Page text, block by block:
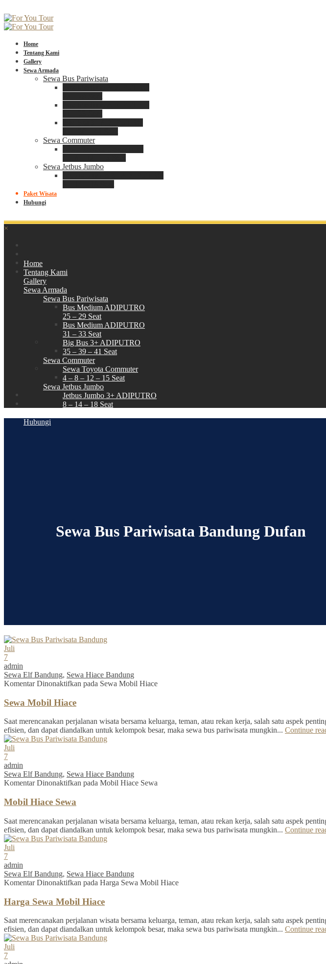
Home
Tentang Kami
Gallery
Sewa Armada
Sewa Bus Pariwisata
Sewa Commuter
Sewa Jetbus Jumbo
Paket Wisata
Hubungi
×
Home
Tentang Kami
Gallery
Sewa Armada
Sewa Bus Pariwisata
Bus Medium ADIPUTRO
25 – 29 Seat
Bus Medium ADIPUTRO
31 – 33 Seat
Big Bus 3+ ADIPUTRO
35 – 39 – 41 Seat
Sewa Commuter
Sewa Toyota Commuter
4 – 8 – 12 – 15 Seat
Sewa Jetbus Jumbo
Jetbus Jumbo 3+ ADIPUTRO
8 – 14 – 18 Seat
Hubungi
Sewa Bus Pariwisata Bandung Dufan
Juli
7
admin
Sewa Elf Bandung, Sewa Hiace Bandung
Komentar Dinonaktifkan pada Sewa Mobil Hiace
Sewa Mobil Hiace
Saat merencanakan perjalanan wisata bersama keluarga, teman, atau rekan kerja, salah satu aspek
efisien, dan dapat diandalkan untuk kelompok besar, maka sewa bus pariwisata mungkin... Continue
Juli
7
admin
Sewa Elf Bandung, Sewa Hiace Bandung
Komentar Dinonaktifkan pada Mobil Hiace Sewa
Mobil Hiace Sewa
Saat merencanakan perjalanan wisata bersama keluarga, teman, atau rekan kerja, salah satu aspek
efisien, dan dapat diandalkan untuk kelompok besar, maka sewa bus pariwisata mungkin... Continue
Juli
7
admin
Sewa Elf Bandung, Sewa Hiace Bandung
Komentar Dinonaktifkan pada Harga Sewa Mobil Hiace
Harga Sewa Mobil Hiace
Saat merencanakan perjalanan wisata bersama keluarga, teman, atau rekan kerja, salah satu aspek
efisien, dan dapat diandalkan untuk kelompok besar, maka sewa bus pariwisata mungkin... Continue
Juli
7